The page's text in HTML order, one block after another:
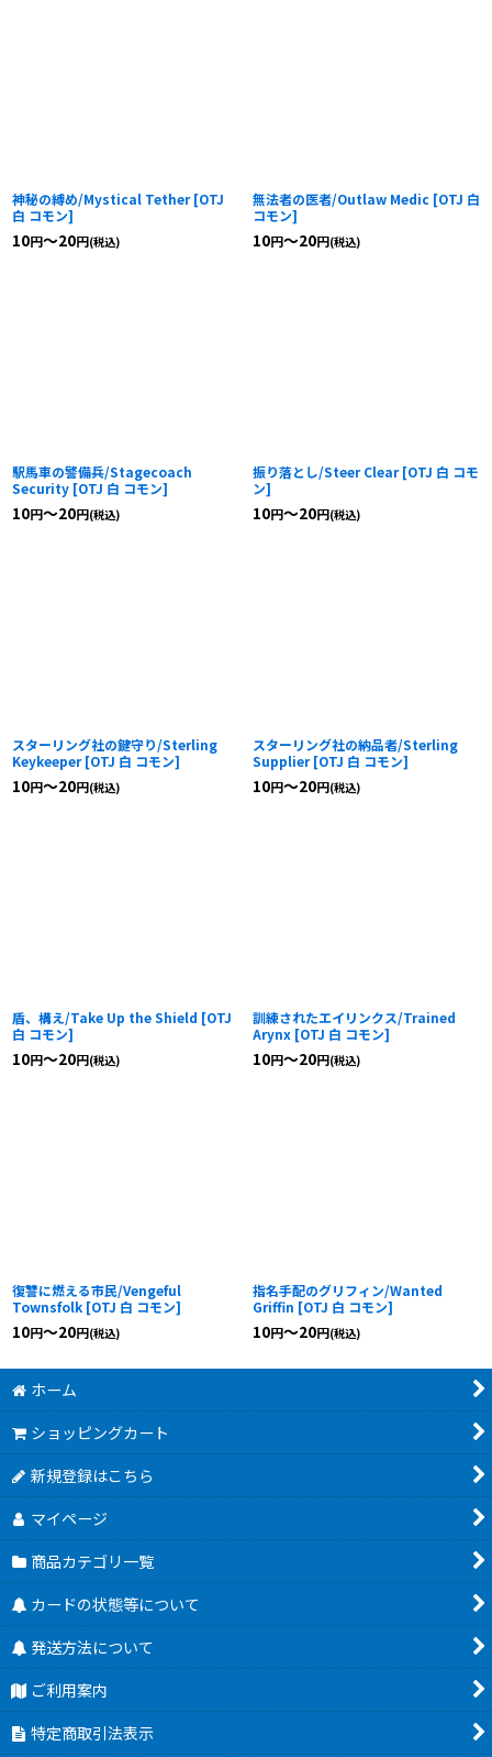
神秘の縛め/Mystical Tether [OTJ
白 コモン]
10円～20円(税込)
無法者の医者/Outlaw Medic [OTJ 白
コモン]
10円～20円(税込)
駅馬車の警備兵/Stagecoach
Security [OTJ 白 コモン]
10円～20円(税込)
振り落とし/Steer Clear [OTJ 白 コモ
ン]
10円～20円(税込)
スターリング社の鍵守り/Sterling
Keykeeper [OTJ 白 コモン]
10円～20円(税込)
スターリング社の納品者/Sterling
Supplier [OTJ 白 コモン]
10円～20円(税込)
盾、構え/Take Up the Shield [OTJ
白 コモン]
10円～20円(税込)
訓練されたエイリンクス/Trained
Arynx [OTJ 白 コモン]
10円～20円(税込)
復讐に燃える市民/Vengeful
Townsfolk [OTJ 白 コモン]
10円～20円(税込)
指名手配のグリフィン/Wanted
Griffin [OTJ 白 コモン]
10円～20円(税込)
ホーム
ショッピングカート
新規登録はこちら
マイページ
商品カテゴリ一覧
カードの状態等について
発送方法について
ご利用案内
特定商取引法表示